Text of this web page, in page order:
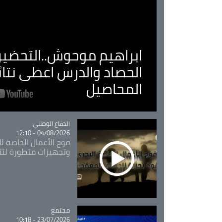
ابراهيم
الحصاد والدرس اعطى
المحاصيل
Catégorie
الدفاع الوطني
04/08/2026 - 12:10
فوج الأعمال الخاصة
وتجهيزات متطورة
Catégorie
مجتمع
23/07/2026 - 10:18